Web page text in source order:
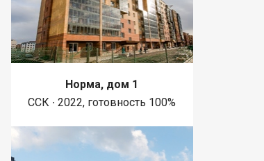
Норма, дом 1
ССК ∙ 2022, готовность 100%